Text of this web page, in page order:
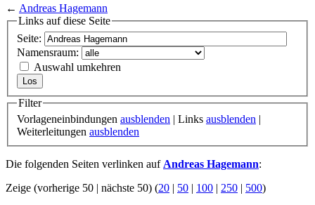
← Andreas Hagemann
Links auf diese Seite
Seite:
Namensraum:
Auswahl umkehren
Filter
Vorlageneinbindungen ausblenden | Links ausblenden |
Weiterleitungen ausblenden
Die folgenden Seiten verlinken auf Andreas Hagemann:
Zeige (vorherige 50 | nächste 50) (20 | 50 | 100 | 250 | 500)